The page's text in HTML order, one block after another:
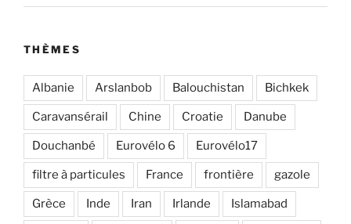
THÈMES
Albanie Arslanbob Balouchistan Bichkek
Caravansérail Chine Croatie Danube
Douchanbé Eurovélo 6 Eurovélo17
filtre à particules France frontière gazole
Grèce Inde Iran Irlande Islamabad